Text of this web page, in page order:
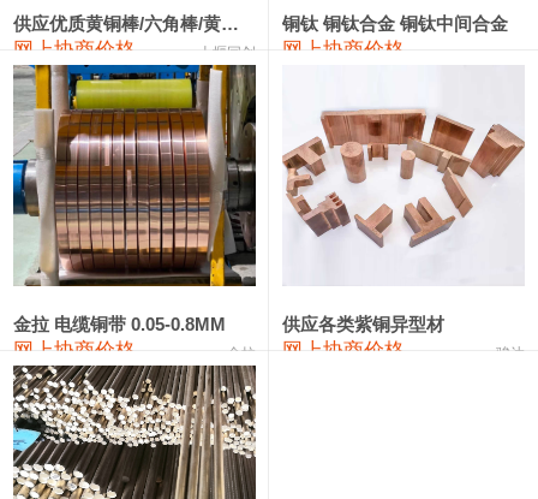
金属硅553#-331# 9,300—10,700 10,000 0
漆包线 111,610—115,610 113,610
磷铜合金 110,400—117,200 113,800 1,050
无氧铜丝(硬) 109,350—109,650 109,500
R410A专用紫铜管 113,340—113,340
铸造铝合金锭(A380） 26,200—26,400 26,300 100
铝合金ADC12 24,100—24,300
铸造铝合金锭(ZL102) 24,100—24,300
供应优质黄铜棒/六角棒/黄铜方板
网上协商价格 十堰同创
铜钛 铜钛合金 铜钛中间合金
网上协商价格
金拉 电缆铜带 0.05-0.8MM
网上协商价格 金拉
供应各类紫铜异型材
网上协商价格 骏达